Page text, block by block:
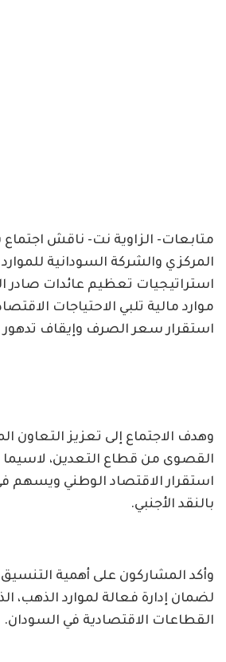
متابعات- الزاوية نت- ناقش
المركزي والشركة السودانية للموارد
استراتيجيات تعظيم عائدات صادر
موارد مالية تلبي الاحتياجات
استقرار سعر الصرف وإيقاف تدهور
وهدف الاجتماع إلى تعزيز التعاون
القصوى من قطاع التعدين، لاسيما
استقرار الاقتصاد الوطني ويسهم
بالنقد الأجنبي.
وأكد المشاركون على أهمية
لضمان إدارة فعالة لموارد الذهب،
القطاعات الاقتصادية في السودان.